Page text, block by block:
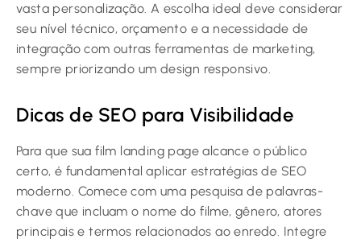
vasta personalização. A escolha ideal deve considerar
seu nível técnico, orçamento e a necessidade de
integração com outras ferramentas de marketing,
sempre priorizando um design responsivo.
Dicas de SEO para Visibilidade
Para que sua film landing page alcance o público
certo, é fundamental aplicar estratégias de SEO
moderno. Comece com uma pesquisa de palavras-
chave que incluam o nome do filme, gênero, atores
principais e termos relacionados ao enredo. Integre